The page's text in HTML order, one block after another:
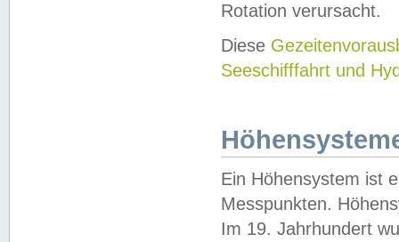
Rotation verursacht.
Diese
Seeschifffahrt und
Ein Höhensystem ist
Messpunkten.
Im 19. Jahrhundert